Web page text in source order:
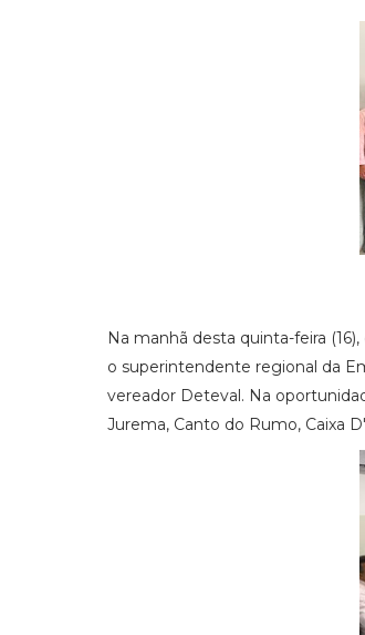
Na manhã desta quinta-feira
o superintendente regional da
vereador Deteval. Na
Jurema, Canto do Rumo, Caixa